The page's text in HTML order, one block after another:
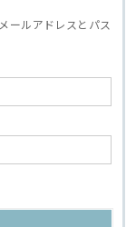
メールアドレスとパス